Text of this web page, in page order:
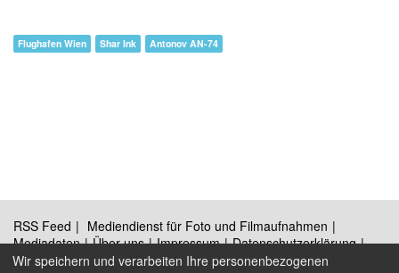
Flughafen Wien Shar Ink Antonov AN-74
RSS Feed
Mediendienst für Foto und Filmaufnahmen
Mediadaten
Über uns Impressum
Datenschutzerklärung
Kontakt
Wir speichern und verarbeiten Ihre personenbezogenen